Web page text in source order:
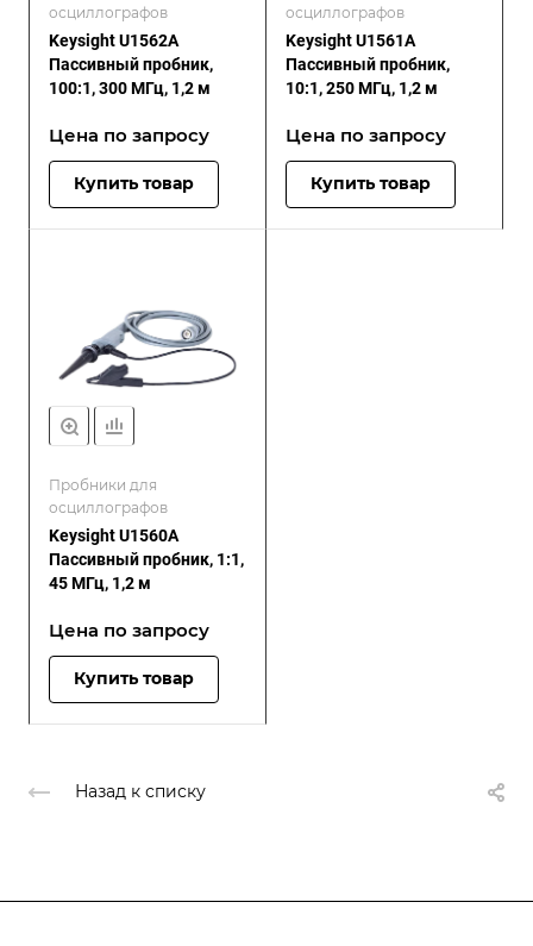
осциллографов
Keysight U1562A
Пассивный пробник,
100:1, 300 МГц, 1,2 м
Цена по запросу
Купить товар
осциллографов
Keysight U1561A
Пассивный пробник,
10:1, 250 МГц, 1,2 м
Цена по запросу
Купить товар
Пробники для
осциллографов
Keysight U1560A
Пассивный пробник, 1:1,
45 МГц, 1,2 м
Цена по запросу
Купить товар
Назад к списку